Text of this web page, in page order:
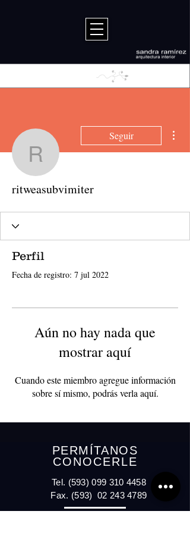
ritweasubvimiter
Seguir
ritweasubvimiter
Perfil
Fecha de registro: 7 jul 2022
Aún no hay nada que
mostrar aquí
Cuando este miembro agregue información
sobre sí mismo, podrás verla aquí.
PERMÍTANOS
CONOCERLE
Tel. (593) 099 310 4458
Fax. (593)02 243 4789